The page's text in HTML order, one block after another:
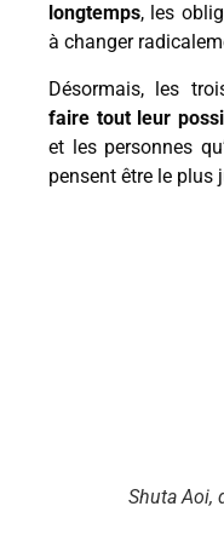
longtemps, les
à changer
Désormais, les
faire tout leur
et les personnes
pensent être le plus
Shuta Aoi,